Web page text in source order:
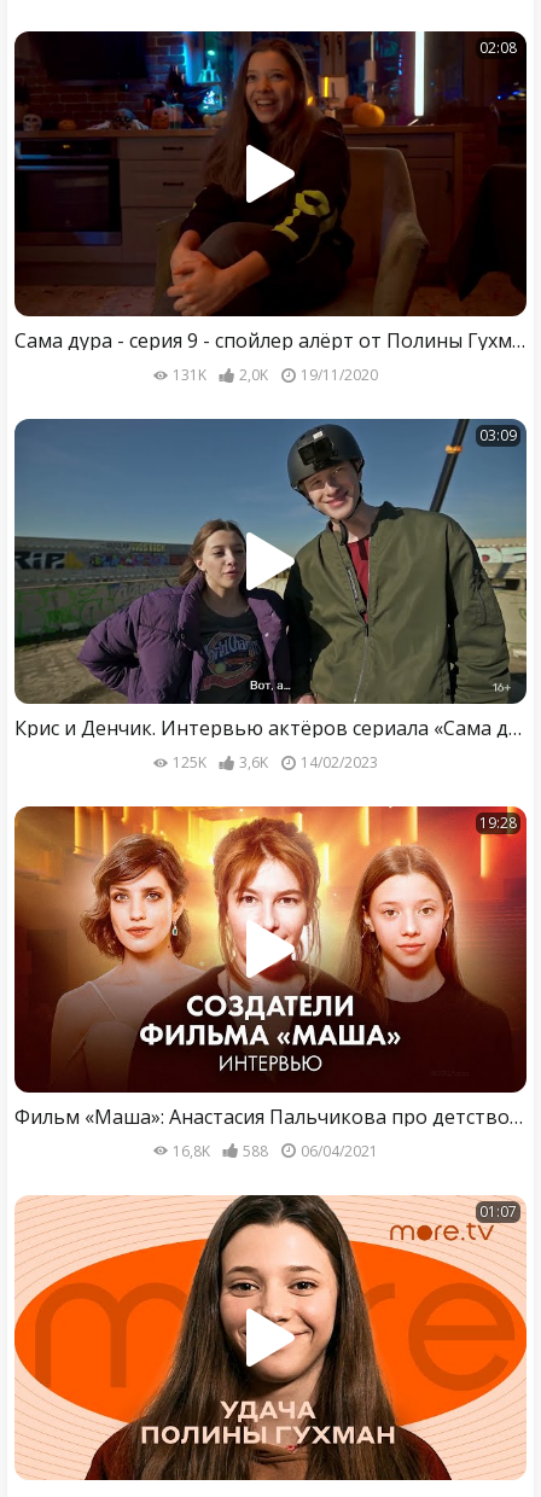
02:08
Сама дура - серия 9 - спойлер алёрт от Полины Гухман :)
131K 2,0K 19/11/2020
03:09
Крис и Денчик. Интервью актёров сериала «Сама дура»
125K 3,6K 14/02/2023
19:28
Фильм «Маша»: Анастасия Пальчикова про детство, бандитов, 90-е, Балабанова, Аню Чиповскую
16,8K 588 06/04/2021
01:07